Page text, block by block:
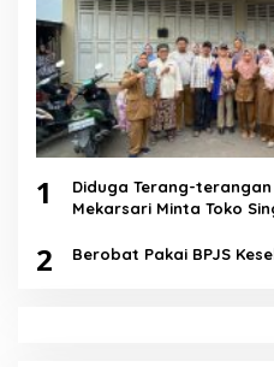
1
Diduga Terang-
Mekarsari Minta Toko
2 Berobat Pakai BPJS